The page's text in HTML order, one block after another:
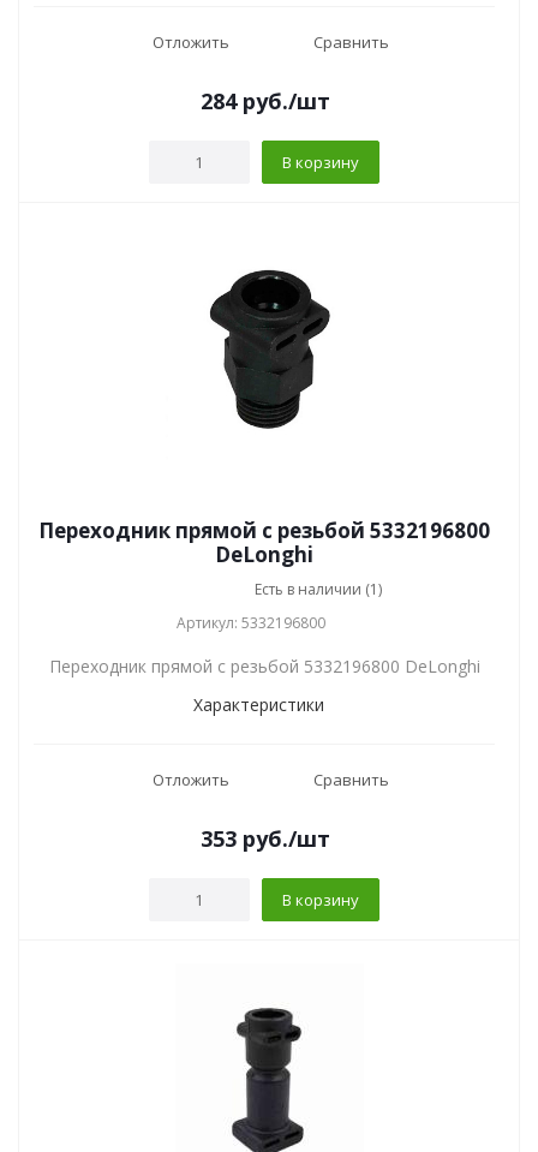
Отложить Сравнить
284руб./шт
В корзину
Переходник прямой с резьбой 5332196800
DeLonghi
Есть в наличии (1)
Артикул: 5332196800
Переходник прямой с резьбой 5332196800 DeLonghi
Характеристики
Отложить Сравнить
353руб./шт
В корзину